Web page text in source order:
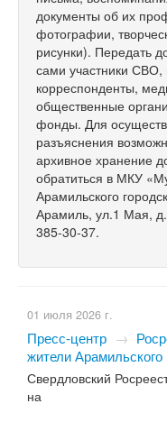
документы об их
фотографии,
рисунки). Передать
сами участники СВО,
корреспонденты,
общественные
фонды. Для
разъяснения
архивное хранение
обратиться в МКУ
Арамильского
Арамиль, ул.1 Мая,
385-30-37.
01 июля 2026 г.
Пресс-центр →
жители Арамильского
Свердловский
на